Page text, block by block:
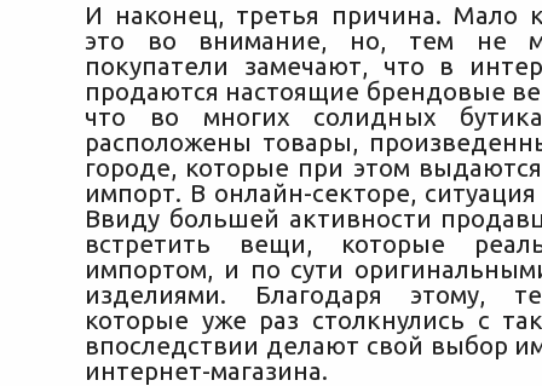
И наконец, третья причина. Мало
это во внимание, но, тем не
покупатели замечают, что в
продаются настоящие брендовые
что во многих солидных
расположены товары,
городе, которые при этом
импорт. В онлайн-секторе,
Ввиду большей активности
встретить вещи, которые
импортом, и по сути
изделиями. Благодаря этому,
которые уже раз столкнулись с
впоследствии делают свой выбор
интернет-магазина.